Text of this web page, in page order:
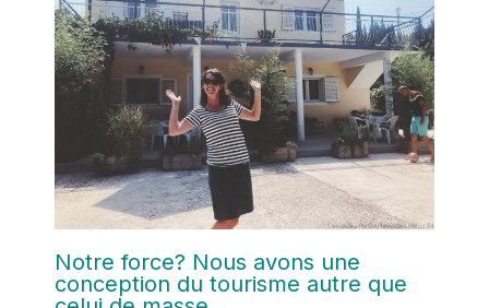
Notre force? Nous avons une
conception du tourisme autre que